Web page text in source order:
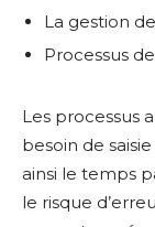
La gestion
Processus
Les processus
besoin de
ainsi le temps
le risque